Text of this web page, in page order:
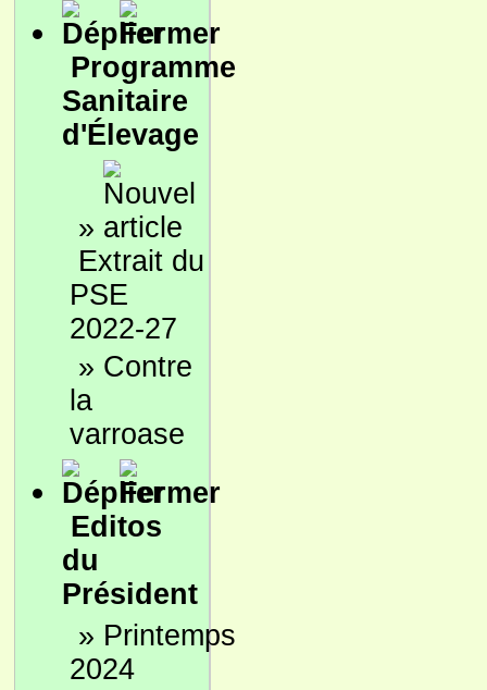
Programme
Sanitaire
d'Élevage
»
Extrait du
PSE
2022-27
» Contre
la
varroase
Editos
du
Président
» Printemps
2024